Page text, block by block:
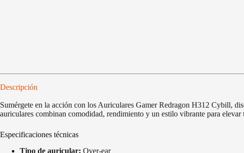
Descripción
Sumérgete en la acción con los Auriculares Gamer Redragon H312 Cybill,
auriculares combinan comodidad, rendimiento y un estilo vibrante para elevar
Especificaciones técnicas
Tipo de auricular: Over-ear